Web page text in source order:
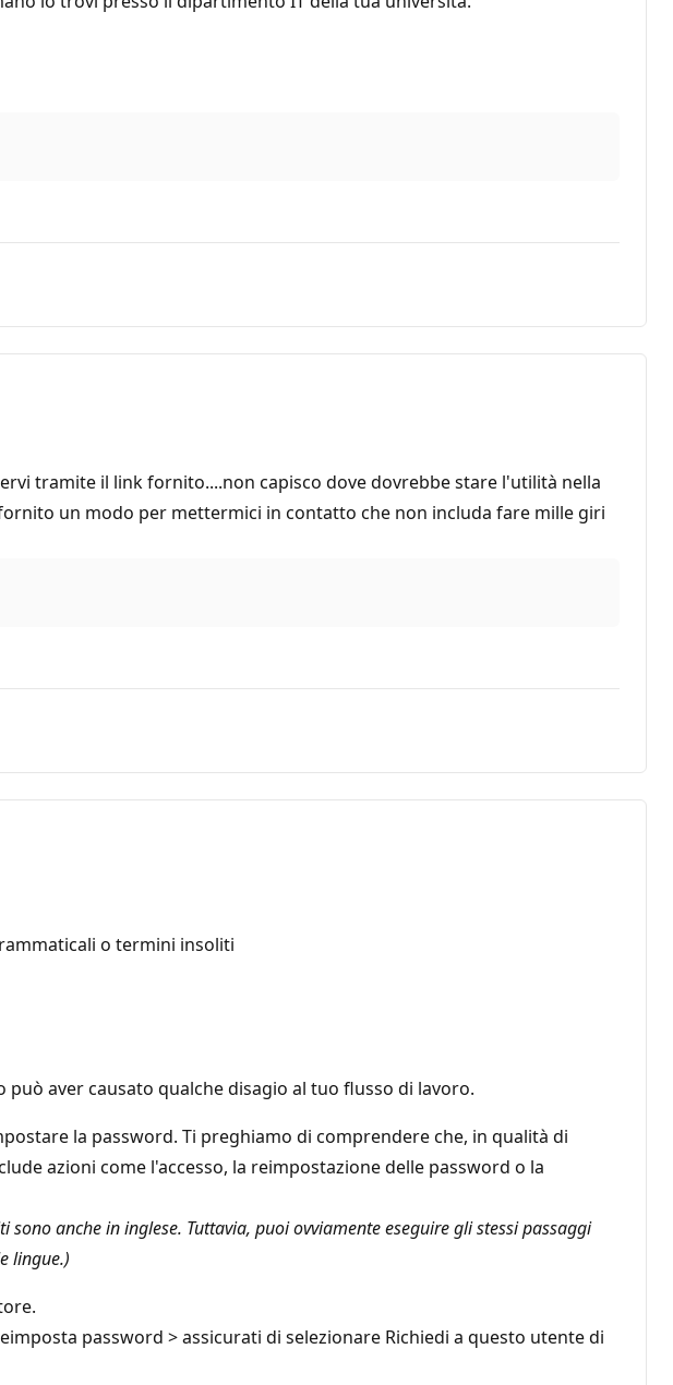
tramite il link fornito....non capisco dove dovrebbe stare l'utilità nella
un modo per mettermici in contatto che non includa fare mille giri
o termini insoliti
aver causato qualche disagio al tuo flusso di lavoro.
la password. Ti preghiamo di comprendere che, in qualità di
azioni come l'accesso, la reimpostazione delle password o la
anche in inglese. Tuttavia, puoi ovviamente eseguire gli stessi passaggi
lingue.)
password > assicurati di selezionare Richiedi a questo utente di